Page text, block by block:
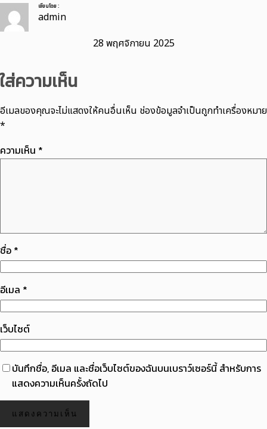
เขียนโดย :
admin
28 พฤศจิกายน 2025
ใส่ความเห็น
อีเมลของคุณจะไม่แสดงให้คนอื่นเห็น ช่องข้อมูลจำเป็นถูกทำเครื่องหมาย
*
ความเห็น *
ชื่อ *
อีเมล *
เว็บไซต์
บันทึกชื่อ, อีเมล และชื่อเว็บไซต์ของฉันบนเบราว์เซอร์นี้ สำหรับการ
แสดงความเห็นครั้งถัดไป